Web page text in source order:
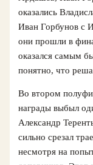
оказались
Иван Горбунов с
они прошли в
оказался самым
понятно, что
Во втором
награды выбыл
Александр
сильно срезал
несмотря на